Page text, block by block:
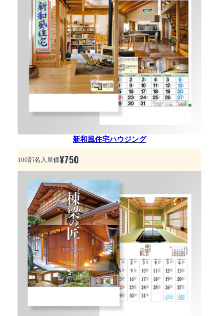
新和風住宅ハウジング
100部名入単価¥750